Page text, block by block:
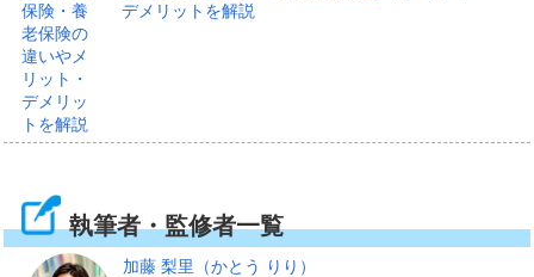
デメリットを解説
執筆者・監修者一覧
加藤 梨里 （かとう りり）